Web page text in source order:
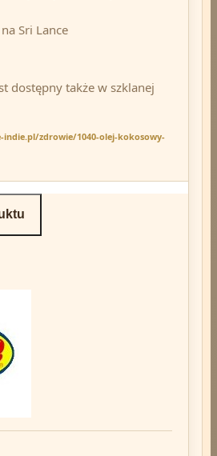
Sri Lance
dostępny także w szklanej
zdrowie/1040-olej-kokosowy-